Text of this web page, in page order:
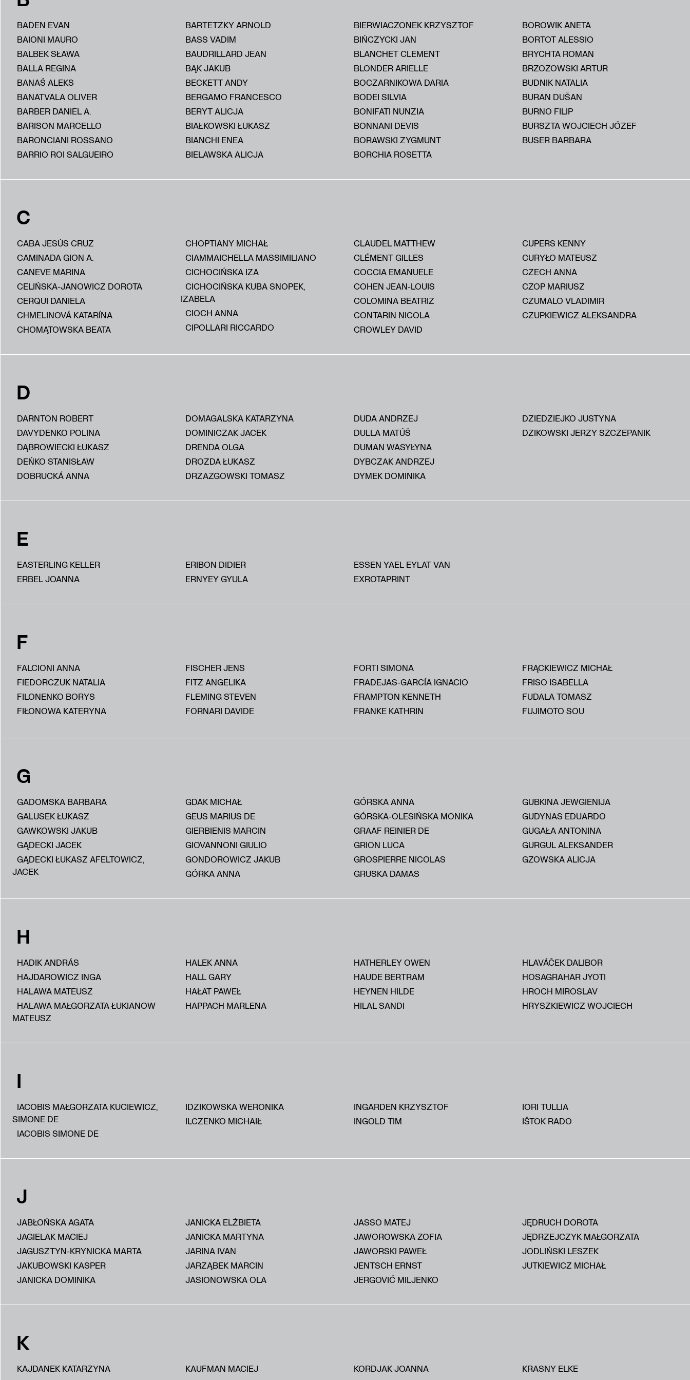
BADEN EVAN
BAIONI MAURO
BALBEK SŁAWA
BALLA REGINA
BANAŚ ALEKS
BANATVALA OLIVER
BARBER DANIEL A.
BARISON MARCELLO
BARONCIANI ROSSANO
BARRIO ROI SALGUEIRO
BARTETZKY ARNOLD
BASS VADIM
BAUDRILLARD JEAN
BĄK JAKUB
BECKETT ANDY
BERGAMO FRANCESCO
BERYT ALICJA
BIAŁKOWSKI ŁUKASZ
BIANCHI ENEA
BIELAWSKA ALICJA
BIERWIACZONEK KRZYSZTOF
BIŃCZYCKI JAN
BLANCHET CLEMENT
BLONDER ARIELLE
BOCZARNIKOWA DARIA
BODEI SILVIA
BONIFATI NUNZIA
BONNANI DEVIS
BORAWSKI ZYGMUNT
BORCHIA ROSETTA
BOROWIK ANETA
BORTOT ALESSIO
BRYCHTA ROMAN
BRZOZOWSKI ARTUR
BUDNIK NATALIA
BURAN DUŠAN
BURNO FILIP
BURSZTA WOJCIECH JÓZEF
BUSER BARBARA
C
CABA JESÚS CRUZ
CAMINADA GION A.
CANEVE MARINA
CELIŃSKA-JANOWICZ DOROTA
CERQUI DANIELA
CHMELINOVÁ KATARÍNA
CHOMĄTOWSKA BEATA
CHOPTIANY MICHAŁ
CIAMMAICHELLA MASSIMILIANO
CICHOCIŃSKA IZA
CICHOCIŃSKA KUBA SNOPEK,
IZABELA
CIOCH ANNA
CIPOLLARI RICCARDO
CLAUDEL MATTHEW
CLÉMENT GILLES
COCCIA EMANUELE
COHEN JEAN-LOUIS
COLOMINA BEATRIZ
CONTARIN NICOLA
CROWLEY DAVID
CUPERS KENNY
CURYŁO MATEUSZ
CZECH ANNA
CZOP MARIUSZ
CZUMALO VLADIMIR
CZUPKIEWICZ ALEKSANDRA
D
DARNTON ROBERT
DAVYDENKO POLINA
DĄBROWIECKI ŁUKASZ
DEŃKO STANISŁAW
DOBRUCKÁ ANNA
DOMAGALSKA KATARZYNA
DOMINICZAK JACEK
DRENDA OLGA
DROZDA ŁUKASZ
DRZAZGOWSKI TOMASZ
DUDA ANDRZEJ
DULLA MATÚŠ
DUMAN WASYŁYNA
DYBCZAK ANDRZEJ
DYMEK DOMINIKA
DZIEDZIEJKO JUSTYNA
DZIKOWSKI JERZY SZCZEPANIK
E
EASTERLING KELLER
ERBEL JOANNA
ERIBON DIDIER
ERNYEY GYULA
ESSEN YAEL EYLAT VAN
EXROTAPRINT
F
FALCIONI ANNA
FIEDORCZUK NATALIA
FILONENKO BORYS
FIŁONOWA KATERYNA
FISCHER JENS
FITZ ANGELIKA
FLEMING STEVEN
FORNARI DAVIDE
FORTI SIMONA
FRADEJAS-GARCÍA IGNACIO
FRAMPTON KENNETH
FRANKE KATHRIN
FRĄCKIEWICZ MICHAŁ
FRISO ISABELLA
FUDALA TOMASZ
FUJIMOTO SOU
G
GADOMSKA BARBARA
GALUSEK ŁUKASZ
GAWKOWSKI JAKUB
GĄDECKI JACEK
GĄDECKI ŁUKASZ AFELTOWICZ,
JACEK
GDAK MICHAŁ
GEUS MARIUS DE
GIERBIENIS MARCIN
GIOVANNONI GIULIO
GONDOROWICZ JAKUB
GÓRKA ANNA
GÓRSKA ANNA
GÓRSKA-OLESIŃSKA MONIKA
GRAAF REINIER DE
GRION LUCA
GROSPIERRE NICOLAS
GRUSKA DAMAS
GUBKINA JEWGIENIJA
GUDYNAS EDUARDO
GUGAŁA ANTONINA
GURGUL ALEKSANDER
GZOWSKA ALICJA
H
HADIK ANDRÁS
HAJDAROWICZ INGA
HALAWA MATEUSZ
HALAWA MAŁGORZATA ŁUKIANOW
MATEUSZ
HALEK ANNA
HALL GARY
HAŁAT PAWEŁ
HAPPACH MARLENA
HATHERLEY OWEN
HAUDE BERTRAM
HEYNEN HILDE
HILAL SANDI
HLAVÁČEK DALIBOR
HOSAGRAHAR JYOTI
HROCH MIROSLAV
HRYSZKIEWICZ WOJCIECH
I
IACOBIS MAŁGORZATA KUCIEWICZ,
SIMONE DE
IACOBIS SIMONE DE
IDZIKOWSKA WERONIKA
ILCZENKO MICHAIŁ
INGARDEN KRZYSZTOF
INGOLD TIM
IORI TULLIA
IŠTOK RADO
J
JABŁOŃSKA AGATA
JAGIELAK MACIEJ
JAGUSZTYN-KRYNICKA MARTA
JAKUBOWSKI KASPER
JANICKA DOMINIKA
JANICKA ELŻBIETA
JANICKA MARTYNA
JARINA IVAN
JARZĄBEK MARCIN
JASIONOWSKA OLA
JASSO MATEJ
JAWOROWSKA ZOFIA
JAWORSKI PAWEŁ
JENTSCH ERNST
JERGOVIĆ MILJENKO
JĘDRUCH DOROTA
JĘDRZEJCZYK MAŁGORZATA
JODLIŃSKI LESZEK
JUTKIEWICZ MICHAŁ
K
KAJDANEK KATARZYNA
KAUFMAN MACIEJ
KORDJAK JOANNA
KRASNY ELKE